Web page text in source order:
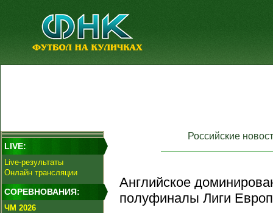
LIVE:
Live-результаты
Онлайн трансляции
СОРЕВНОВАНИЯ:
ЧМ 2026
Российские
Английское
полуфиналы Лиги